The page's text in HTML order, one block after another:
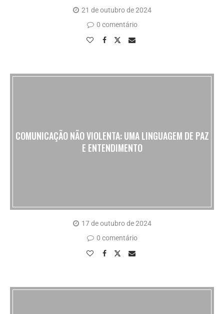
21 de outubro de 2024
0 comentário
COMUNICAÇÃO NÃO VIOLENTA: UMA LINGUAGEM DE PAZ
E ENTENDIMENTO
17 de outubro de 2024
0 comentário